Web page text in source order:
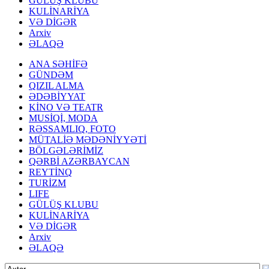
KULİNARİYA
VƏ DİGƏR
Arxiv
ƏLAQƏ
ANA SƏHİFƏ
GÜNDƏM
QIZIL ALMA
ƏDƏBİYYAT
KİNO VƏ TEATR
MUSİQİ, MODA
RƏSSAMLIQ, FOTO
MÜTALİƏ MƏDƏNİYYƏTİ
BÖLGƏLƏRİMİZ
QƏRBİ AZƏRBAYCAN
REYTİNQ
TURİZM
LIFE
GÜLÜŞ KLUBU
KULİNARİYA
VƏ DİGƏR
Arxiv
ƏLAQƏ